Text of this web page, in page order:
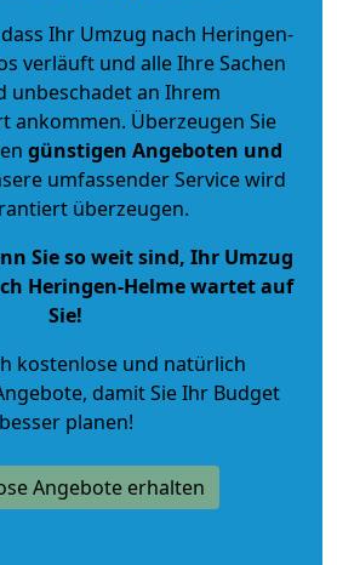
Ihr Umzug nach Heringen-
verläuft und alle Ihre Sachen
unbeschadet an Ihrem
ankommen. Überzeugen Sie
günstigen Angeboten und
umfassender Service wird
überzeugen.
Sie so weit sind, Ihr Umzug
Heringen-Helme wartet auf
Sie!
kostenlose und natürlich
, damit Sie Ihr Budget
besser planen!
Angebote erhalten